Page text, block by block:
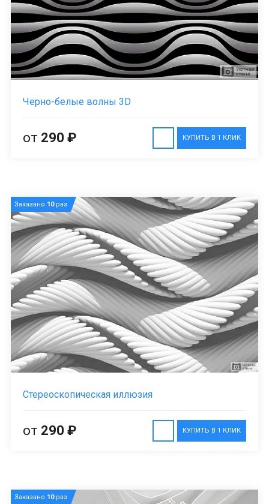
Черно-белые волны 3D
КУПИТЬ В 1 КЛИК
от 290 ₽
Заказано 10раз
Стереоскопическая иллюзия
КУПИТЬ В 1 КЛИК
от 290 ₽
Заказано 10раз